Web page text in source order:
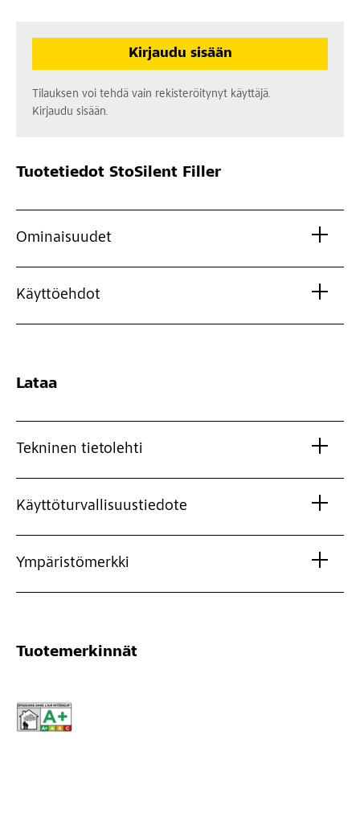
Kirjaudu sisään
Tilauksen voi tehdä vain rekisteröitynyt käyttäjä.
Kirjaudu sisään.
Tuotetiedot StoSilent Filler
Ominaisuudet
Käyttöehdot
Lataa
Tekninen tietolehti
Käyttöturvallisuustiedote
Ympäristömerkki
Tuotemerkinnät